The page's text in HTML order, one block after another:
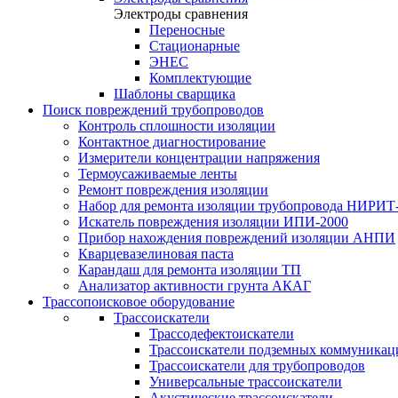
Электроды сравнения
Переносные
Стационарные
ЭНЕС
Комплектующие
Шаблоны сварщика
Поиск повреждений трубопроводов
Контроль сплошности изоляции
Контактное диагностирование
Измерители концентрации напряжения
Термоусаживаемые ленты
Ремонт повреждения изоляции
Набор для ремонта изоляции трубопровода
Искатель повреждения изоляции ИПИ-2000
Прибор нахождения повреждений изоляции АНПИ
Кварцевазелиновая паста
Карандаш для ремонта изоляции ТП
Анализатор активности грунта АКАГ
Трассопоисковое оборудование
Трассоискатели
Трассодефектоискатели
Трассоискатели подземных
Трассоискатели для трубопроводов
Универсальные трассоискатели